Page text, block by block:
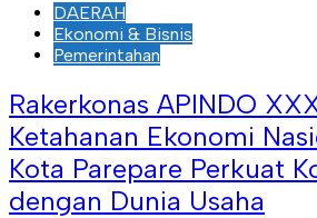
DAERAH
Ekonomi & Bisnis
Pemerintahan
Rakerkonas APINDO
Ketahanan Ekonomi
Kota Parepare Perkuat
dengan Dunia Usaha